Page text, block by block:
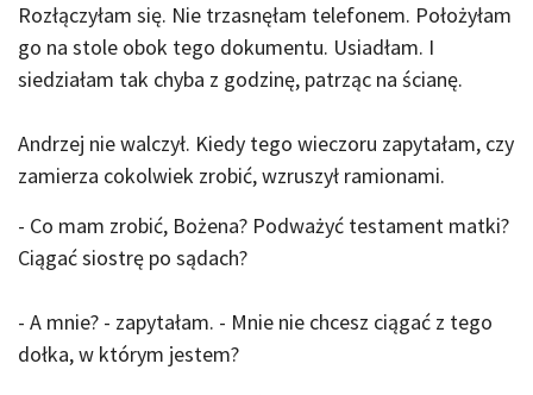
Rozłączyłam się. Nie trzasnęłam telefonem. Położyłam
go na stole obok tego dokumentu. Usiadłam. I
siedziałam tak chyba z godzinę, patrząc na ścianę.
Andrzej nie walczył. Kiedy tego wieczoru zapytałam, czy
zamierza cokolwiek zrobić, wzruszył ramionami.
- Co mam zrobić, Bożena? Podważyć testament matki?
Ciągać siostrę po sądach?
- A mnie? - zapytałam. - Mnie nie chcesz ciągać z tego
dołka, w którym jestem?